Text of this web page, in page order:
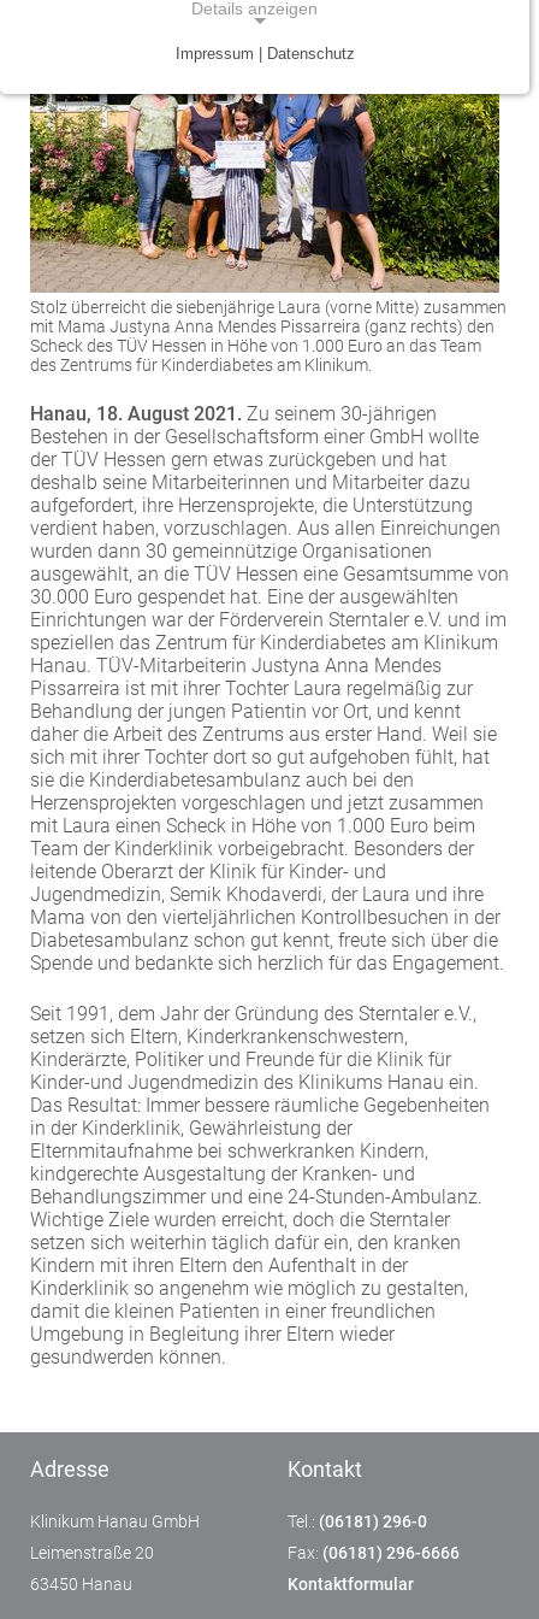
Vereinbarkeit von Beruf und Leben
Mitarbeitervorteile
Kinder- und Jugendmedizin
Neurologie
Psychiatrie und Psychotherapie
Anästhesiologie, operative Intensivmedizin und
Schmerztherapie
Gynäkologie und Geburtshilfe
Hals-, Nase- und Ohren-Erkrankungen
Alle Kliniken, Fachbereiche und Zentren
Traumazentrum
Tumorzentrum
Viszeralonkologisches Zentrum (Darm, Pankreas)
Vorhofflimmerzentrum
Zentrum für Arbeitsmedizin, Arbeitssicherheit und
Brandschutz
Zentrum für Kinderdiabetes (DDG)
Alle Kliniken, Fachbereiche und Zentren
Patientenfürsprecher
Physiotherapie
Seelsorge
Soziale Dienste
Alle Kliniken, Fachbereiche und Zentren
Stolz überreicht die siebenjährige Laura (vorne Mitte) zusammen
mit Mama Justyna Anna Mendes Pissarreira (ganz rechts) den
Scheck des TÜV Hessen in Höhe von 1.000 Euro an das Team
des Zentrums für Kinderdiabetes am Klinikum.
Hanau, 18. August 2021. Zu seinem 30-jährigen
Bestehen in der Gesellschaftsform einer GmbH wollte
der TÜV Hessen gern etwas zurückgeben und hat
deshalb seine Mitarbeiterinnen und Mitarbeiter dazu
aufgefordert, ihre Herzensprojekte, die Unterstützung
verdient haben, vorzuschlagen. Aus allen Einreichungen
wurden dann 30 gemeinnützige Organisationen
ausgewählt, an die TÜV Hessen eine Gesamtsumme von
30.000 Euro gespendet hat. Eine der ausgewählten
Einrichtungen war der Förderverein Sterntaler e.V. und im
speziellen das Zentrum für Kinderdiabetes am Klinikum
Hanau. TÜV-Mitarbeiterin Justyna Anna Mendes
Pissarreira ist mit ihrer Tochter Laura regelmäßig zur
Behandlung der jungen Patientin vor Ort, und kennt
daher die Arbeit des Zentrums aus erster Hand. Weil sie
sich mit ihrer Tochter dort so gut aufgehoben fühlt, hat
sie die Kinderdiabetesambulanz auch bei den
Herzensprojekten vorgeschlagen und jetzt zusammen
mit Laura einen Scheck in Höhe von 1.000 Euro beim
Team der Kinderklinik vorbeigebracht. Besonders der
leitende Oberarzt der Klinik für Kinder- und
Jugendmedizin, Semik Khodaverdi, der Laura und ihre
Mama von den vierteljährlichen Kontrollbesuchen in der
Diabetesambulanz schon gut kennt, freute sich über die
Spende und bedankte sich herzlich für das Engagement.
Seit 1991, dem Jahr der Gründung des Sterntaler e.V.,
setzen sich Eltern, Kinderkrankenschwestern,
Kinderärzte, Politiker und Freunde für die Klinik für
Kinder-und Jugendmedizin des Klinikums Hanau ein.
Das Resultat: Immer bessere räumliche Gegebenheiten
in der Kinderklinik, Gewährleistung der
Elternmitaufnahme bei schwerkranken Kindern,
kindgerechte Ausgestaltung der Kranken- und
Behandlungszimmer und eine 24-Stunden-Ambulanz.
Wichtige Ziele wurden erreicht, doch die Sterntaler
setzen sich weiterhin täglich dafür ein, den kranken
Kindern mit ihren Eltern den Aufenthalt in der
Kinderklinik so angenehm wie möglich zu gestalten,
damit die kleinen Patienten in einer freundlichen
Umgebung in Begleitung ihrer Eltern wieder
gesundwerden können.
Adresse
Klinikum Hanau GmbH
Leimenstraße 20
63450 Hanau
Kontakt
Tel.: (06181) 296-0
Fax: (06181) 296-6666
Kontaktformular
Details anzeigen
Notwendige Cookies ermöglichen grundlegende
Funktionen und sind für die einwandfreie Funktion
der Website erforderlich.
Einverständnis-Cookie
Name:
cookie_consent
Zweck:
Dieser Cookie speichert die ausgewählten
Cookie Laufzeit:
1 Jahr
EXTERNE MEDIEN
Um Inhalte von Videoplattformen und Social Media
Plattformen anzeigen zu können, werden von
diesen externen Medien Cookies gesetzt.
YouTube
Vimeo
Impressum | Datenschutz